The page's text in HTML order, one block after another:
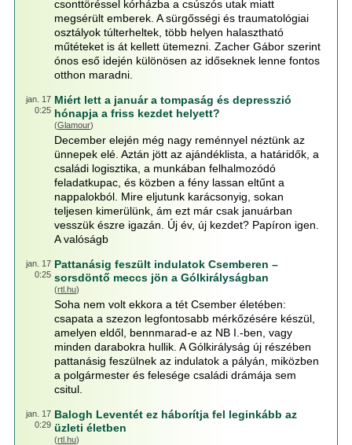
csonttöréssel kórházba a csúszós utak miatt
megsérült emberek. A sürgősségi és traumatológiai
osztályok túlterheltek, több helyen halasztható
műtéteket is át kellett ütemezni. Zacher Gábor szerint
ónos eső idején különösen az időseknek lenne fontos
otthon maradni.
jan. 17
0:25
Miért lett a január a tompaság és depresszió
hónapja a friss kezdet helyett?
(Glamour)
December elején még nagy reménnyel néztünk az
ünnepek elé. Aztán jött az ajándéklista, a határidők, a
családi logisztika, a munkában felhalmozódó
feladatkupac, és közben a fény lassan eltűnt a
nappalokból. Mire eljutunk karácsonyig, sokan
teljesen kimerülünk, ám ezt már csak januárban
vesszük észre igazán. Új év, új kezdet? Papíron igen.
A valóságb
jan. 17
0:25
Pattanásig feszült indulatok Csemberen –
sorsdöntő meccs jön a Gólkirályságban
(rtl.hu)
Soha nem volt ekkora a tét Csember életében:
csapata a szezon legfontosabb mérkőzésére készül,
amelyen eldől, bennmarad-e az NB I.-ben, vagy
minden darabokra hullik. A Gólkirályság új részében
pattanásig feszülnek az indulatok a pályán, miközben
a polgármester és felesége családi drámája sem
csitul.
jan. 17
0:29
Balogh Leventét ez háborítja fel leginkább az
üzleti életben
(rtl.hu)